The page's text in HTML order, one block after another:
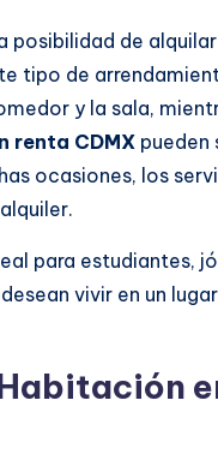
posibilidad de
tipo de
y la sala,
renta CDMX pueden
ocasiones, los
para estudiantes,
vivir en un